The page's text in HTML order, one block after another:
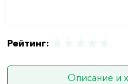
Рейтинг:
Описание и